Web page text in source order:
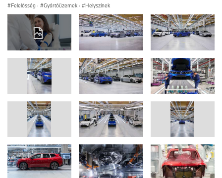
Felelősség · Gyártóüzemek · Helyszínek